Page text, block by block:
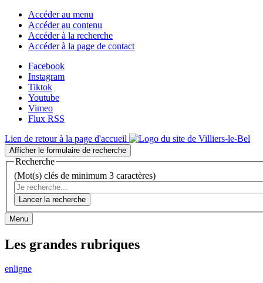
Accéder au menu
Accéder au contenu
Accéder à la recherche
Accéder à la page de contact
Facebook
Instagram
Tiktok
Youtube
Vimeo
Flux RSS
Lien de retour à la page d'accueil
Afficher le formulaire de recherche
Recherche
(Mot(s) clés de minimum 3 caractères)
Lancer la recherche
Menu
Les grandes rubriques
enligne